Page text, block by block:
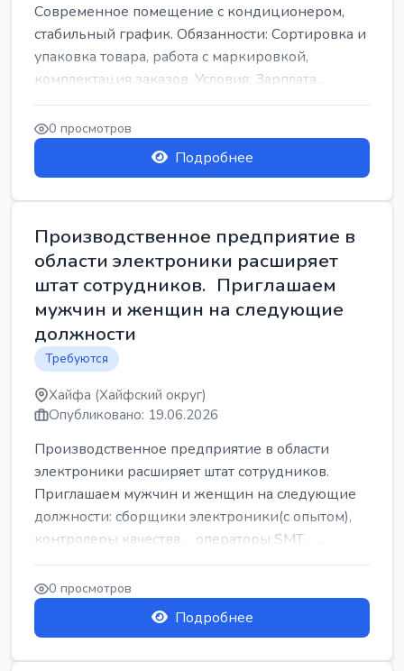
Современное помещение с кондиционером,
стабильный график. Обязанности: Сортировка и
упаковка товара, работа с маркировкой,
комплектация заказов. Условия: Зарплата...
0 просмотров
Подробнее
Производственное предприятие в
области электроники расширяет
штат сотрудников. Приглашаем
мужчин и женщин на следующие
должности
Требуются
Хайфа (Хайфский округ)
Опубликовано: 19.06.2026
Производственное предприятие в области
электроники расширяет штат сотрудников.
Приглашаем мужчин и женщин на следующие
должности: сборщики электроники(с опытом),
контролеры качества, операторы SMT, ...
0 просмотров
Подробнее